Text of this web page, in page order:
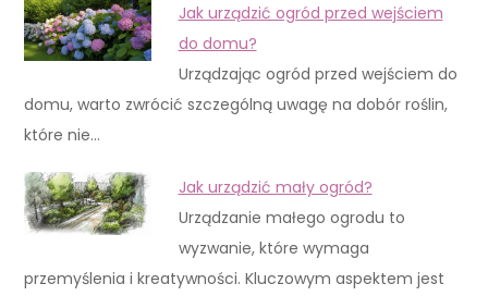
Jak urządzić ogród przed wejściem
do domu?
Urządzając ogród przed wejściem do
domu, warto zwrócić szczególną uwagę na dobór roślin,
które nie…
Jak urządzić mały ogród?
Urządzanie małego ogrodu to
wyzwanie, które wymaga
przemyślenia i kreatywności. Kluczowym aspektem jest